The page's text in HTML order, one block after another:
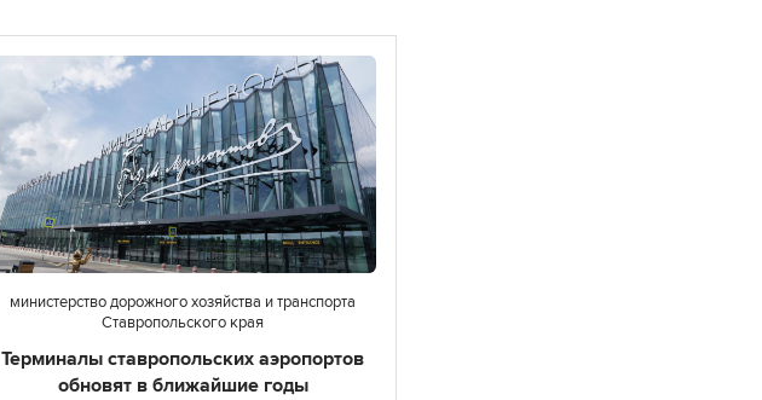
министерство дорожного хозяйства и транспорта
Ставропольского края
Терминалы ставропольских аэропортов
обновят в ближайшие годы